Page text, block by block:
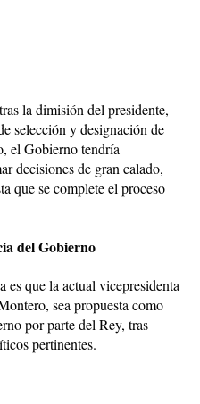
la dimisión del presidente,
selección y designación de
el Gobierno tendría
decisiones de gran calado,
que se complete el proceso
del Gobierno
es que la actual vicepresidenta
sea propuesta como
por parte del Rey, tras
pertinentes.